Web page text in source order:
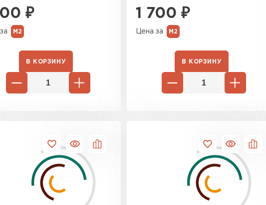
₽
М2
В КОРЗИНУ
1 700 ₽
Цена за М2
В КОРЗИНУ
Софиты
ПЕРЕЙТИ